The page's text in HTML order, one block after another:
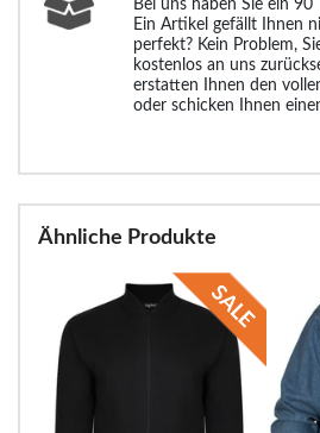
Bei uns haben Sie ein 90
Ein Artikel gefällt Ihnen
perfekt? Kein Problem,
kostenlos an uns
erstatten Ihnen den
oder schicken Ihnen
Ähnliche Produkte